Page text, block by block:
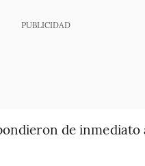
PUBLICIDAD
de inmediato